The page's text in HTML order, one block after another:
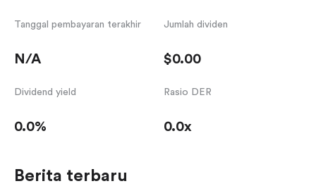
Tanggal pembayaran terakhir
N/A
Jumlah dividen
$0.00
Dividend yield
0.0%
Rasio DER
0.0x
Berita terbaru